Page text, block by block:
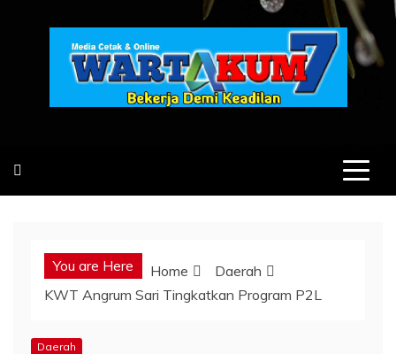
You are Here Home
Daerah
KWT Angrum Sari Tingkatkan Program P2L
Daerah